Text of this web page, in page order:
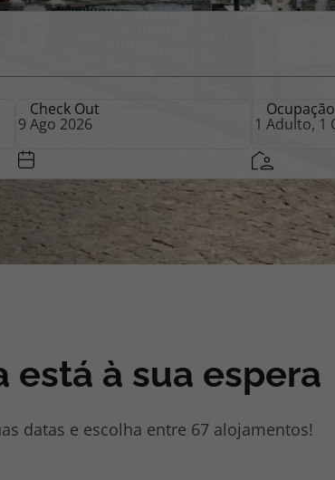
Check Out Ocupação
está à sua espera
datas e escolha entre 67 alojamentos!